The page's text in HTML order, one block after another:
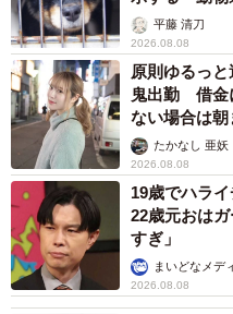
平藤 清刀
2026.08.08
原則ゆるっ
鬼出勤 借金
ない場合は
ストに取材】
たかなし 亜妖
2026.08.08
19歳でハラ
22歳元おは
すぎ」
まいどなメデ
2026.08.08